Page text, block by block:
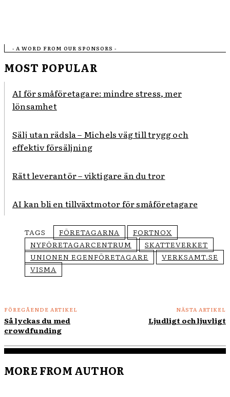
- A WORD FROM OUR SPONSORS -
MOST POPULAR
AI för småföretagare: mindre stress, mer
lönsamhet
Sälj utan rädsla – Michels väg till trygg och
effektiv försäljning
Rätt leverantör – viktigare än du tror
AI kan bli en tillväxtmotor för småföretagare
TAGS FÖRETAGARNA
FORTNOX
NYFÖRETAGARCENTRUM
SKATTEVERKET
UNIONEN EGENFÖRETAGARE
VERKSAMT.SE
VISMA
FÖREGÅENDE ARTIKEL
Så lyckas du med
crowdfunding
NÄSTA ARTIKEL
Ljudligt och ljuvligt
MORE FROM AUTHOR